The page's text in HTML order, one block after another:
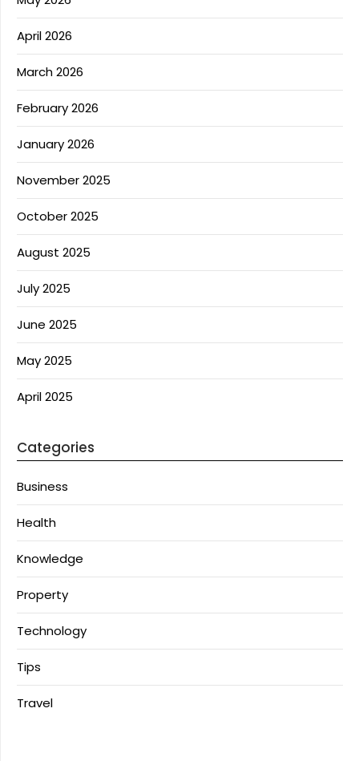
April 2026
March 2026
February 2026
January 2026
November 2025
October 2025
August 2025
July 2025
June 2025
May 2025
April 2025
Categories
Business
Health
Knowledge
Property
Technology
Tips
Travel